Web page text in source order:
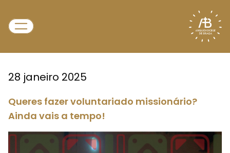
28 janeiro 2025
Queres fazer voluntariado missionário?
Ainda vais a tempo!